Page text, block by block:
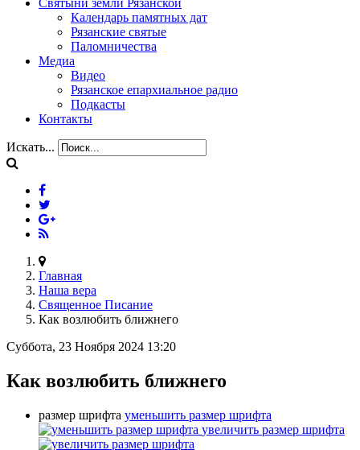
Святыни земли Рязанской
Календарь памятных дат
Рязанские святые
Паломничества
Медиа
Видео
Рязанское епархиальное радио
Подкасты
Контакты
Искать...
Главная
Наша вера
Священное Писание
Как возлюбить ближнего
Суббота, 23 Ноября 2024 13:20
Как возлюбить ближнего
размер шрифта уменьшить размер шрифта
увеличить размер шрифта